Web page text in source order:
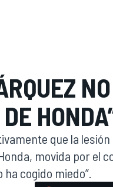
que la lesión
movida por el
cogido miedo”.